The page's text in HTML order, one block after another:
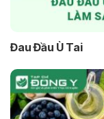
Đau Đầu Ù Tai